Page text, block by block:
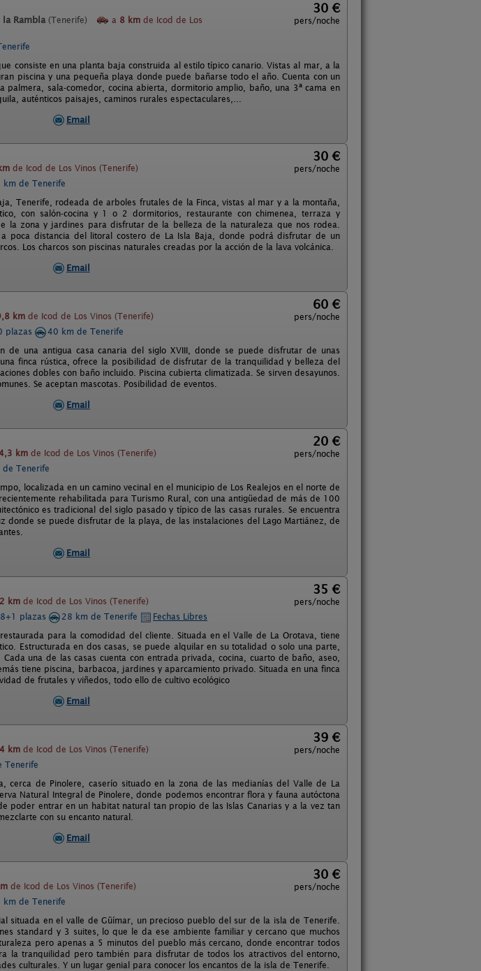
la Rambla (Tenerife) a 8 km de Icod de Los
30 €
pers/noche
consiste en una planta baja construida al estilo típico canario. Vistas al mar, a la
piscina y una pequeña playa donde puede bañarse todo el año. Cuenta con un
palmera, sala-comedor, cocina abierta, dormitorio amplio, baño, una 3ª cama en
auténticos paisajes, caminos rurales espectaculares,...
Email
de Icod de Los Vinos (Tenerife)
30 €
pers/noche
km de Tenerife
Tenerife, rodeada de arboles frutales de la Finca, vistas al mar y a la montaña,
con salón-cocina y 1 o 2 dormitorios, restaurante con chimenea, terraza y
la zona y jardines para disfrutar de la belleza de la naturaleza que nos rodea.
poca distancia del litoral costero de La Isla Baja, donde podrá disfrutar de un
Los charcos son piscinas naturales creadas por la acción de la lava volcánica.
Email
km de Icod de Los Vinos (Tenerife)
60 €
pers/noche
plazas
40 km de Tenerife
de una antigua casa canaria del siglo XVIII, donde se puede disfrutar de unas
finca rústica, ofrece la posibilidad de disfrutar de la tranquilidad y belleza del
dobles con baño incluido. Piscina cubierta climatizada. Se sirven desayunos.
Se aceptan mascotas. Posibilidad de eventos.
Email
km de Icod de Los Vinos (Tenerife)
20 €
pers/noche
Tenerife
localizada en un camino vecinal en el municipio de Los Realejos en el norte de
rehabilitada para Turismo Rural, con una antigüedad de más de 100
es tradicional del siglo pasado y típico de las casas rurales. Se encuentra
donde se puede disfrutar de la playa, de las instalaciones del Lago Martiánez, de
Email
km de Icod de Los Vinos (Tenerife)
35 €
pers/noche
plazas 28 km de Tenerife
Fechas Libres
para la comodidad del cliente. Situada en el Valle de La Orotava, tiene
Estructurada en dos casas, se puede alquilar en su totalidad o solo una parte,
una de las casas cuenta con entrada privada, cocina, cuarto de baño, aseo,
tiene piscina, barbacoa, jardines y aparcamiento privado. Situada en una finca
de frutales y viñedos, todo ello de cultivo ecológico
Email
km de Icod de Los Vinos (Tenerife)
39 €
pers/noche
Tenerife
cerca de Pinolere, caserío situado en la zona de las medianías del Valle de La
Natural Integral de Pinolere, donde podemos encontrar flora y fauna autóctona
poder entrar en un habitat natural tan propio de las Islas Canarias y a la vez tan
con su encanto natural.
Email
de Icod de Los Vinos (Tenerife)
30 €
pers/noche
km de Tenerife
situada en el valle de Güímar, un precioso pueblo del sur de la isla de Tenerife.
standard y 3 suites, lo que le da ese ambiente familiar y cercano que muchos
pero apenas a 5 minutos del pueblo más cercano, donde encontrar todos
la tranquilidad pero también para disfrutar de todos los atractivos del entorno,
culturales. Y un lugar genial para conocer los encantos de la isla de Tenerife.